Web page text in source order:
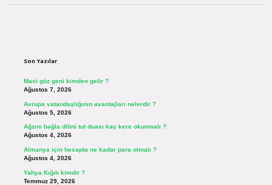
Son Yazılar
Mavi göz geni kimden gelir ?
Ağustos 7, 2026
Avrupa vatandaşlığının avantajları nelerdir ?
Ağustos 5, 2026
Ağzını bağla dilini tut duası kaç kere okunmalı ?
Ağustos 4, 2026
Almanya için hesapta ne kadar para olmalı ?
Ağustos 4, 2026
Yahya Kığılı kimdir ?
Temmuz 29, 2026